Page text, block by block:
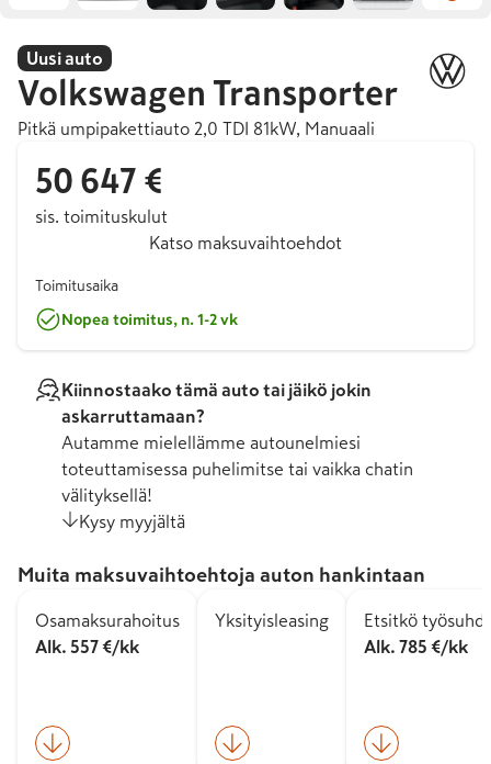
Uusi auto
Volkswagen Transporter
Pitkä umpipakettiauto 2,0 TDI 81kW, Manuaali
50 647 €
sis. toimituskulut
Katso maksuvaihtoehdot
Toimitusaika
Nopea toimitus, n. 1-2 vk
Kiinnostaako tämä auto tai jäikö jokin
askarruttamaan?
Autamme mielellämme autounelmiesi
toteuttamisessa puhelimitse tai vaikka chatin
välityksellä!
Kysy myyjältä
Muita maksuvaihtoehtoja auton hankintaan
Osamaksurahoitus
Alk. 557 €/kk
Yksityisleasing
Etsitkö
Alk. 785 €/kk